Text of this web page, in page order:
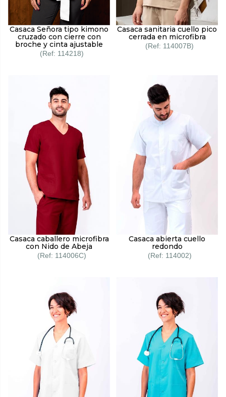
Casaca Señora tipo kimono
cruzado con cierre con
broche y cinta ajustable
114218
Casaca sanitaria cuello pico
cerrada en microfibra
114007B
Casaca caballero microfibra
con Nido de Abeja
114006C
Casaca abierta cuello
redondo
114002